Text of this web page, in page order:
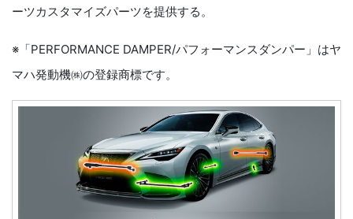
ーツカスタマイズパーツを提供する。
※「PERFORMANCE DAMPER/パフォーマンスダンパー」はヤ
マハ発動機㈱の登録商標です。